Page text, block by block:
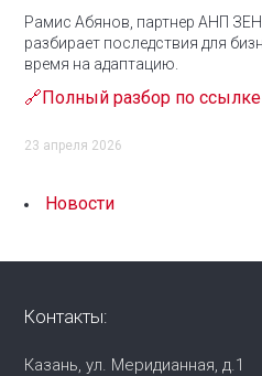
Рамис Абянов, партнер АНП
разбирает последствия для
время на адаптацию.
🔗Полный разбор по ссылке
23 апреля 2026
Новости
Контакты:
Казань, ул. Меридианная, д.1